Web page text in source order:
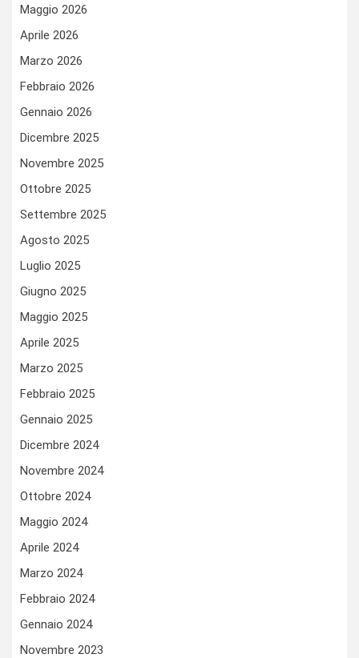
Maggio 2026
Aprile 2026
Marzo 2026
Febbraio 2026
Gennaio 2026
Dicembre 2025
Novembre 2025
Ottobre 2025
Settembre 2025
Agosto 2025
Luglio 2025
Giugno 2025
Maggio 2025
Aprile 2025
Marzo 2025
Febbraio 2025
Gennaio 2025
Dicembre 2024
Novembre 2024
Ottobre 2024
Maggio 2024
Aprile 2024
Marzo 2024
Febbraio 2024
Gennaio 2024
Novembre 2023